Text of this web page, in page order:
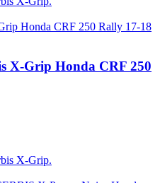
X-Grip Honda CRF 250
X-Grip.